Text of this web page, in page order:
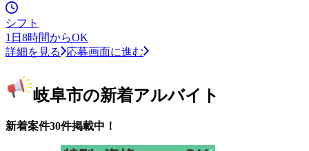
シフト
1日8時間からOK
詳細を見る
応募画面に進む
岐阜市の新着アルバイト
新着案件30件掲載中！